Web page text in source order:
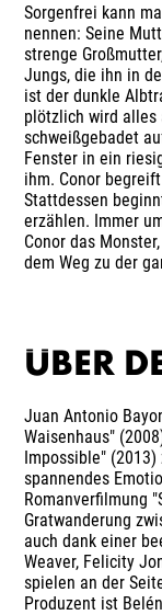
Sorgenfrei kann
nennen: Seine
strenge
Jungs, die ihn in
ist der dunkle
plötzlich wird alles
schweißgebadet
Fenster in ein
ihm. Conor
Stattdessen
erzählen. Immer
Conor das
dem Weg zu der
ÜBER
Juan Antonio
Waisenhaus"
Impossible"
spannendes
Romanverfilmung
Gratwanderung
auch dank einer
Weaver, Felicity
spielen an der
Produzent ist